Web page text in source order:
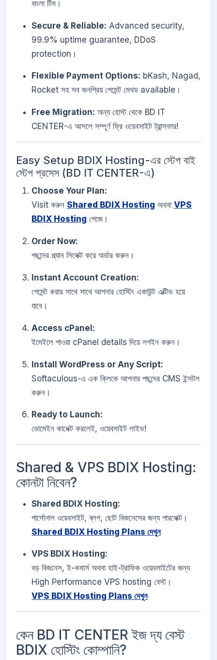
বাংলা টিম।
Secure & Reliable: Advanced security,
99.9% uptime guarantee, DDoS
protection।
Flexible Payment Options: bKash, Nagad,
Rocket সহ সব জনপ্রিয় পেমেন্ট মেথড available।
Free Migration: অন্য হোস্ট থেকে BD IT
CENTER-এ আসলে সম্পূর্ণ ফ্রি ওয়েবসাইট ট্রান্সফার!
Easy Setup BDIX Hosting-এর স্টেপ বাই
স্টেপ প্রসেস (BD IT CENTER-এ)
Choose Your Plan:
Visit করুন Shared BDIX Hosting অথবা VPS
BDIX Hosting পেজে।
Order Now:
পছন্দের প্ল্যান সিলেক্ট করে অর্ডার করুন।
Instant Account Creation:
পেমেন্ট করার সাথে সাথে আপনার হোস্টিং একাউন্ট এক্টিভ হয়ে
যাবে।
Access cPanel:
ইমেইলে পাওয়া cPanel details দিয়ে লগইন করুন।
Install WordPress or Any Script:
Softaculous-এ এক ক্লিকে আপনার পছন্দের CMS ইন্সটল
করুন।
Ready to Launch:
ডোমেইন কানেক্ট করলেই, ওয়েবসাইট লাইভ!
Shared & VPS BDIX Hosting:
কোনটা নিবেন?
Shared BDIX Hosting:
পার্সোনাল ওয়েবসাইট, ব্লগ, ছোট বিজনেসের জন্য পারফেক্ট।
Shared BDIX Hosting Plans দেখুন
VPS BDIX Hosting:
বড় বিজনেস, ই-কমার্স অথবা হাই-ট্রাফিক ওয়েবসাইটের জন্য
High Performance VPS hosting বেস্ট।
VPS BDIX Hosting Plans দেখুন
কেন BD IT CENTER ইজ দ্য বেস্ট
BDIX হোস্টিং কোম্পানি?